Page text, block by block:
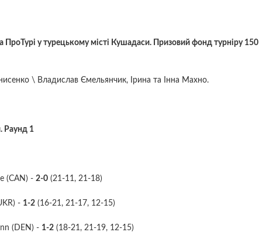
ПроТурі у турецькому місті Кушадаси. Призовий фонд турніру 150
\ Владислав Ємельянчик, Ірина та Інна Махно.
Раунд 1
(CAN) - 2-0 (21-11, 21-18)
- 1-2 (16-21, 21-17, 12-15)
(DEN) - 1-2 (18-21, 21-19, 12-15)